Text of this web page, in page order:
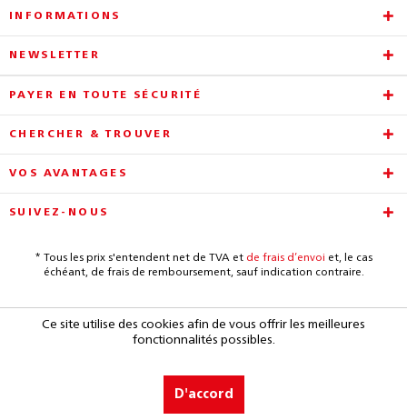
INFORMATIONS
NEWSLETTER
PAYER EN TOUTE SÉCURITÉ
CHERCHER & TROUVER
VOS AVANTAGES
SUIVEZ-NOUS
* Tous les prix s'entendent net de TVA et de frais d’envoi et, le cas
échéant, de frais de remboursement, sauf indication contraire.
Ce site utilise des cookies afin de vous offrir les meilleures
fonctionnalités possibles.
D'accord